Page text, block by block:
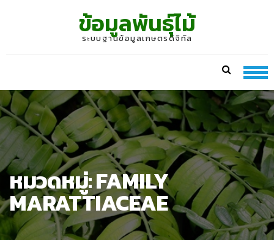
ข้อมูลพันธุ์ไม้
ระบบฐานข้อมูลเกษตรดิจิทัล
หมวดหมู่:FAMILY
MARATTIACEAE